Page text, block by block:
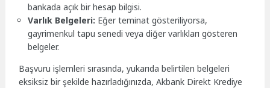
bankada açık bir hesap bilgisi.
Varlık Belgeleri: Eğer teminat gösteriliyorsa,
gayrimenkul tapu senedi veya diğer varlıkları gösteren
belgeler.
Başvuru işlemleri sırasında, yukarıda belirtilen belgeleri
eksiksiz bir şekilde hazırladığınızda, Akbank Direkt Krediye